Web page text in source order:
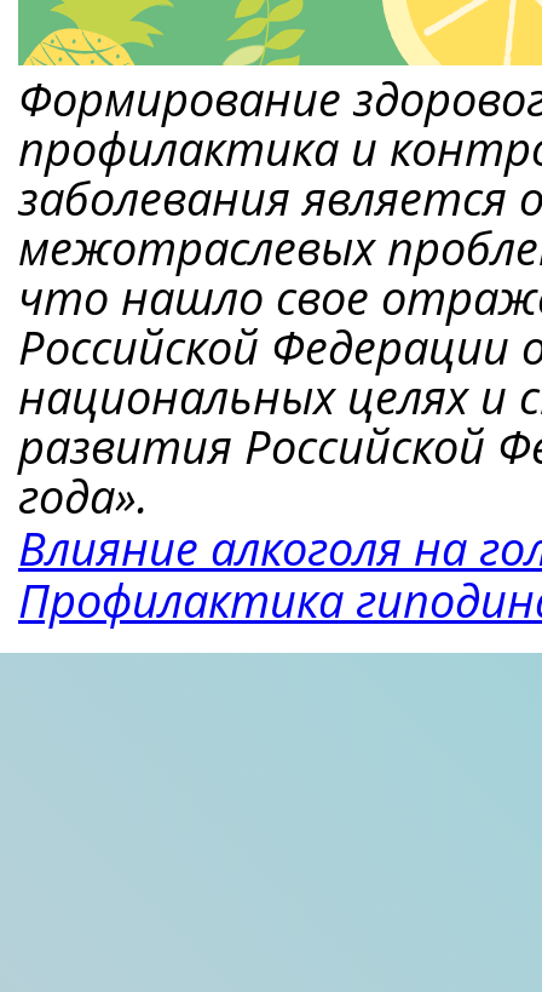
Формирование
профилактика и
заболевания является
межотраслевых
что нашло свое
Российской
национальных целях и
развития Российской
года».
Влияние алкоголя на
Профилактика